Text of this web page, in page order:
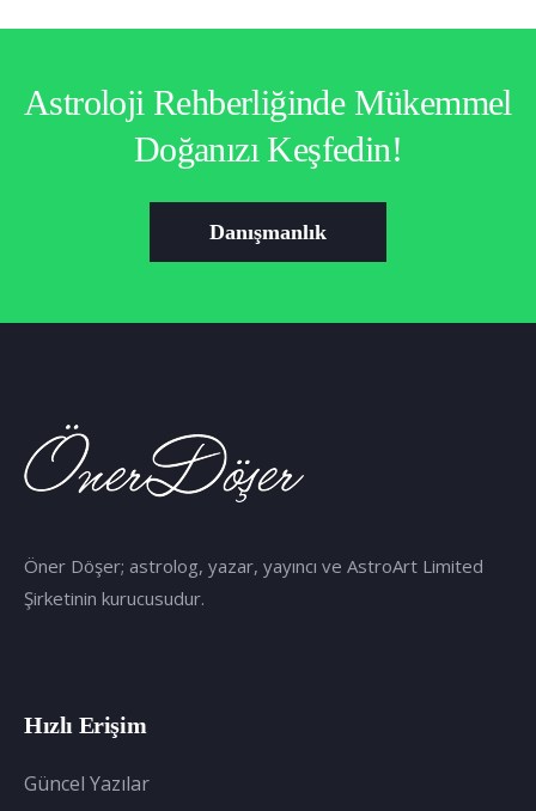
Astroloji Rehberliğinde Mükemmel
Doğanızı Keşfedin!
Danışmanlık
Öner Döşer; astrolog, yazar, yayıncı ve AstroArt Limited
Şirketinin kurucusudur.
Hızlı Erişim
Güncel Yazılar